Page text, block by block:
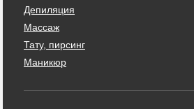
Депиляция
Массаж
Тату, пирсинг
Маникюр